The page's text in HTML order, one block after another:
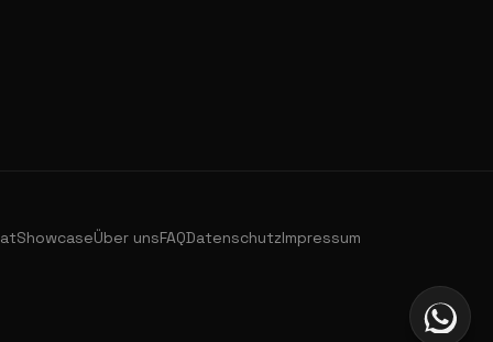
ShowcaseÜber unsFAQDatenschutzImpressum